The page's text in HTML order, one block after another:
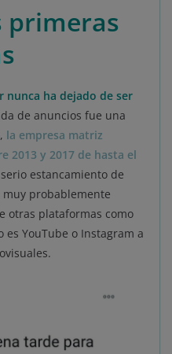
primeras
nunca ha dejado de ser
de anuncios fue una
la empresa matriz
2013 y 2017 de hasta el
estancamiento de
probablemente
otras plataformas como
YouTube o Instagram a